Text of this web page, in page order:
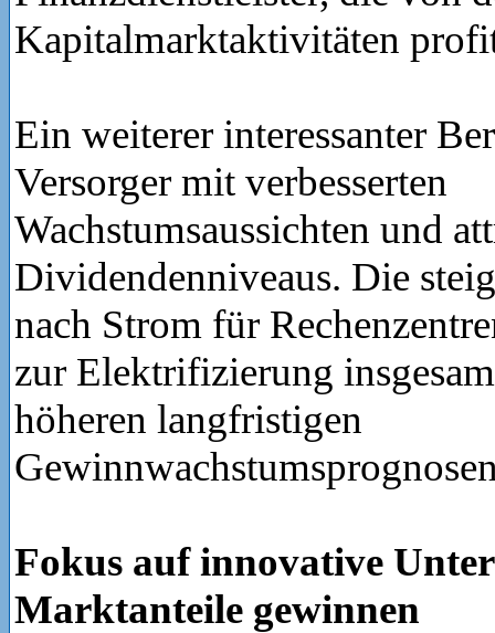
Kapitalmarktaktivitäten
Ein weiterer interessanter
Versorger mit verbesserten
Wachstumsaussichten und
Dividendenniveaus. Die
nach Strom für
zur Elektrifizierung
höheren langfristigen
Fokus auf innovative
Marktanteile gewinnen